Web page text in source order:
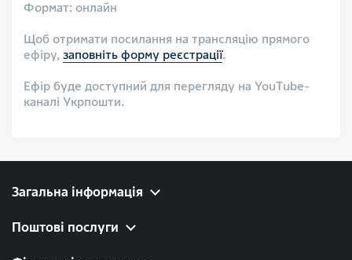
Формат: онлайн
Щоб отримати посилання на трансляцію прямого
ефіру, заповніть форму реєстрації.
Ефір буде доступний для перегляду на YouTube-
каналі Укрпошти.
Загальна інформація
Поштові послуги